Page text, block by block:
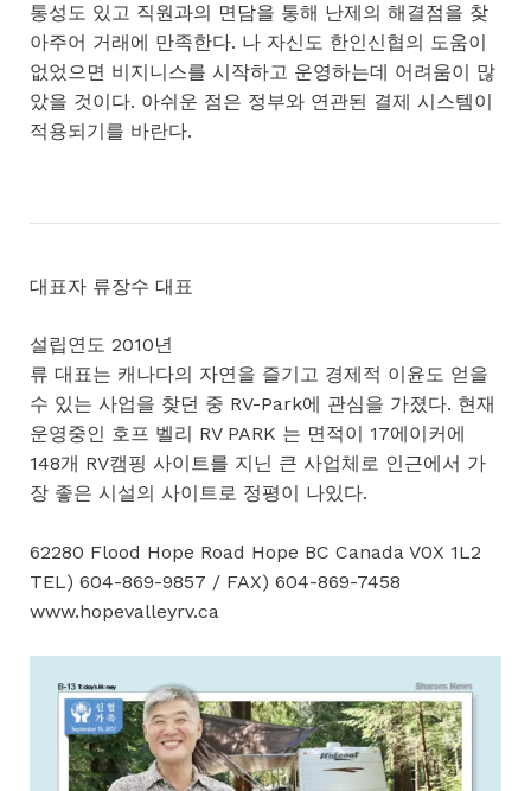
통성도 있고 직원과의 면담을 통해 난제의 해결점을 찾
아주어 거래에 만족한다. 나 자신도 한인신협의 도움이
없었으면 비지니스를 시작하고 운영하는데 어려움이 많
았을 것이다. 아쉬운 점은 정부와 연관된 결제 시스템이
적용되기를 바란다.
대표자 류장수 대표
설립연도 2010년
류 대표는 캐나다의 자연을 즐기고 경제적 이윤도 얻을
수 있는 사업을 찾던 중 RV-Park에 관심을 가졌다. 현재
운영중인 호프 벨리 RV PARK 는 면적이 17에이커에
148개 RV캠핑 사이트를 지닌 큰 사업체로 인근에서 가
장 좋은 시설의 사이트로 정평이 나있다.
62280 Flood Hope Road Hope BC Canada V0X 1L2
TEL) 604-869-9857 / FAX) 604-869-7458
www.hopevalleyrv.ca